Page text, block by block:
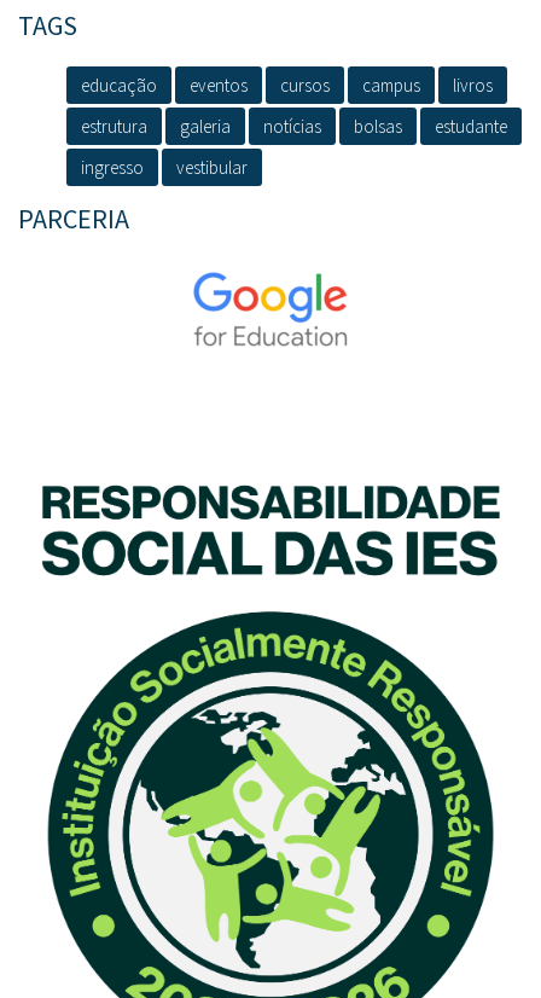
TAGS
educação eventos cursos campus
livros
estrutura
galeria notícias bolsas
estudante
ingresso
vestibular
PARCERIA